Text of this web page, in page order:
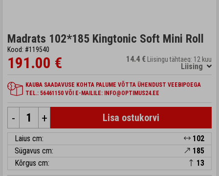
Madrats 102*185 Kingtonic Soft Mini Roll
Kood: #119540
191.00 € 14.4 € Liisingu tähtaeg: 12 kuu
Liising
KAUBA SAADAVUSE KOHTA PALUME VÕTTA ÜHENDUST VEEBIPOEGA
TEL.: 56461150 VÕI E-MAILILE: INFO@OPTIMUS24.EE
- + Lisa ostukorvi
Laius cm:
102
Sügavus cm:
185
Kõrgus cm:
13